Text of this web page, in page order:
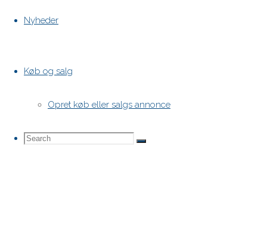
Nyheder
Køb og salg
Opret køb eller salgs annonce
Search
Search
Search